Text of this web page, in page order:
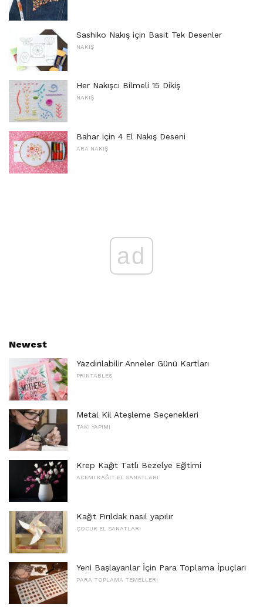
Sashiko Nakış için Basit Tek Desenler
NAKIŞ
Her Nakışcı Bilmeli 15 Dikiş
NAKIŞ
Bahar için 4 El Nakış Deseni
ARA NAKIŞ
ad
Newest
Yazdırılabilir Anneler Günü Kartları
PRINTABLES
Metal Kil Ateşleme Seçenekleri
TAKI YAPIMI
Krep Kağıt Tatlı Bezelye Eğitimi
ACEMI KAĞIT EL SANATLARI
Kağıt Fırıldak nasıl yapılır
ÇOCUK EL SANATLARI
Yeni Başlayanlar İçin Para Toplama İpuçları
PARA TOPLAMA TEMELLERI